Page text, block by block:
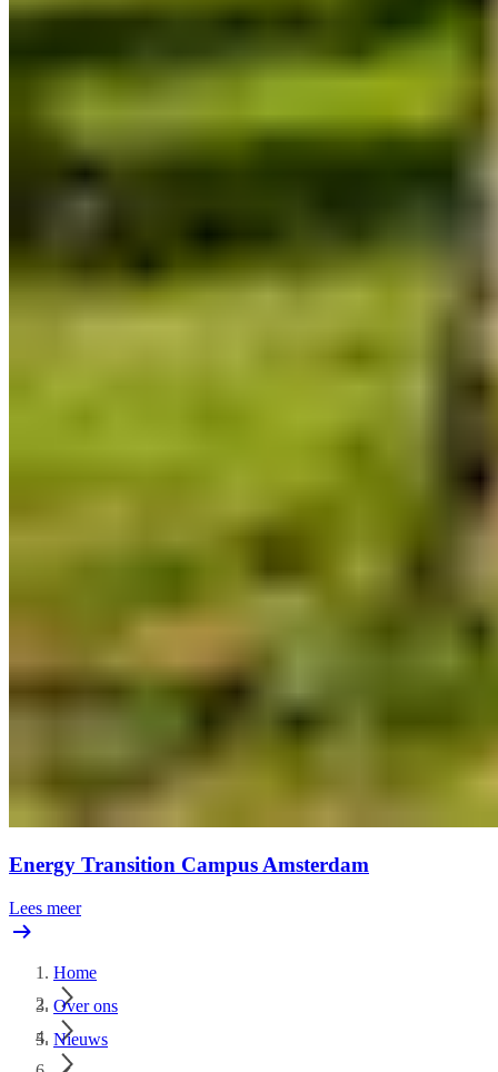
Energy Transition Campus Amsterdam
Lees meer
Home
Over ons
Nieuws